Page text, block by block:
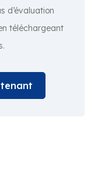
d’évaluation
téléchargeant